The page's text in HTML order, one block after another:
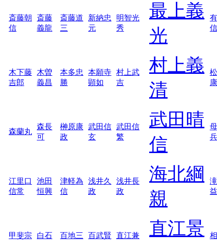
斎藤朝
信
斎藤
義龍
斎藤道
三
新納忠
元
明智光
秀
最上義
光
信
木下藤
吉郎
木曽
義昌
本多忠
勝
本願寺
顕如
村上武
吉
村上義
清
康
森蘭丸
森長
可
榊原康
政
武田信
玄
武田信
繁
武田晴
信
江里口
信常
池田
恒興
津軽為
信
浅井久
政
浅井長
政
海北綱
親
益
甲斐宗
白石
百地三
百武賢
直江兼
直江景